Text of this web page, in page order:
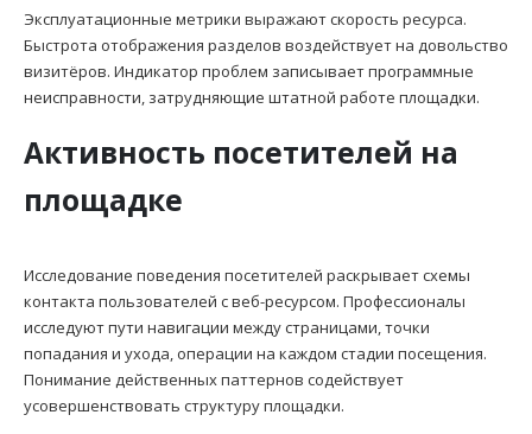
Эксплуатационные метрики выражают скорость ресурса.
Быстрота отображения разделов воздействует на довольство
визитёров. Индикатор проблем записывает программные
неисправности, затрудняющие штатной работе площадки.
Активность посетителей на
площадке
Исследование поведения посетителей раскрывает схемы
контакта пользователей с веб-ресурсом. Профессионалы
исследуют пути навигации между страницами, точки
попадания и ухода, операции на каждом стадии посещения.
Понимание действенных паттернов содействует
усовершенствовать структуру площадки.